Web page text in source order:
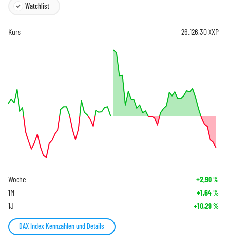
Watchlist
Kurs 26.126,30XXP
Woche +2,90%
1M +1,64%
1J +10,29%
DAX Index Kennzahlen und Details